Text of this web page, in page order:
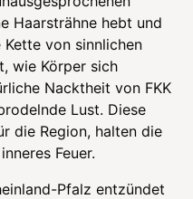
Haarsträhne hebt und
von sinnlichen
wie Körper sich
Nacktheit von FKK
Lust. Diese
die Region, halten die
Feuer.
Pfalz entzündet